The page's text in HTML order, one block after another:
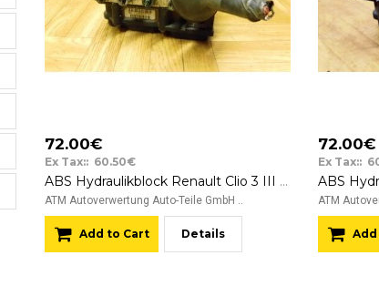
72.00€
Ex Tax:: 60.50€
ABS Hydraulikblock Renault Clio 3 III Bosch 0265800559 0265232077
ATM Autoverwertung Auto-Teile GmbH ..
Add to Cart Details
72.00€
Ex Tax::
ATM